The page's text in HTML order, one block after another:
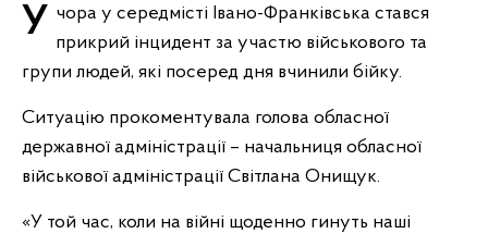
Учора у середмісті Івано-Франківська стався прикрий інцидент за участю військового та
групи людей, які посеред дня вчинили бійку.
Ситуацію прокоментувала голова обласної
державної адміністрації – начальниця обласної
військової адміністрації Світлана Онищук.
«У той час, коли на війні щоденно гинуть наші